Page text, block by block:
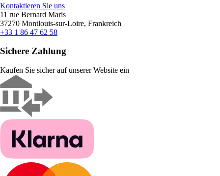
Kontaktieren Sie uns
11 rue Bernard Maris
37270 Montlouis-sur-Loire, Frankreich
+33 1 86 47 62 58
Sichere Zahlung
Kaufen Sie sicher auf unserer Website ein